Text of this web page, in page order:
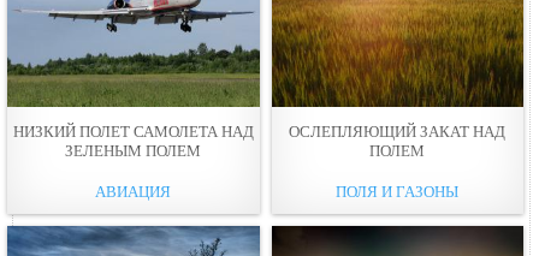
НИЗКИЙ ПОЛЕТ САМОЛЕТА НАД
ЗЕЛЕНЫМ ПОЛЕМ
АВИАЦИЯ
ОСЛЕПЛЯЮЩИЙ ЗАКАТ НАД
ПОЛЕМ
ПОЛЯ И ГАЗОНЫ